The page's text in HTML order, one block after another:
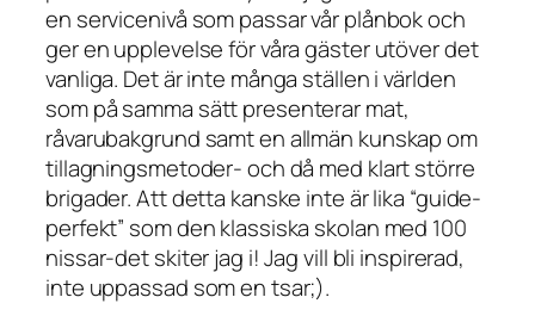
en servicenivå som passar vår plånbok och
ger en upplevelse för våra gäster utöver det
vanliga. Det är inte många ställen i världen
som på samma sätt presenterar mat,
råvarubakgrund samt en allmän kunskap om
tillagningsmetoder- och då med klart större
brigader. Att detta kanske inte är lika “guide-
perfekt” som den klassiska skolan med 100
nissar-det skiter jag i! Jag vill bli inspirerad,
inte uppassad som en tsar;).